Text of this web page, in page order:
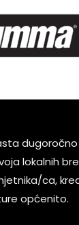
lokalnih
ca,
općenito.